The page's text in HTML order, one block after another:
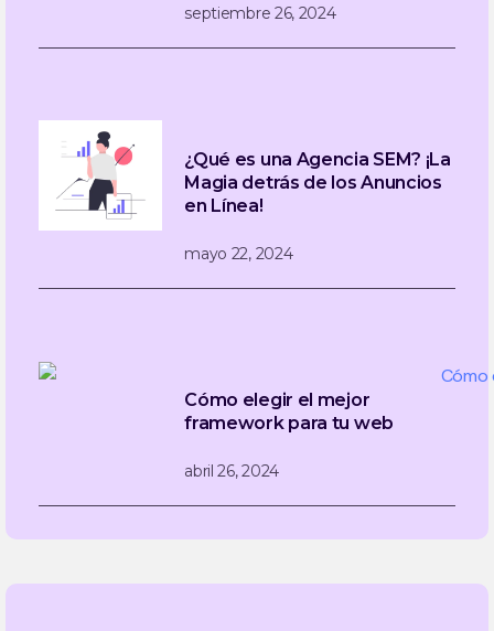
septiembre 26, 2024
¿Qué es una Agencia SEM? ¡La
Magia detrás de los Anuncios
en Línea!
mayo 22, 2024
Cómo elegir el mejor
framework para tu web
abril 26, 2024